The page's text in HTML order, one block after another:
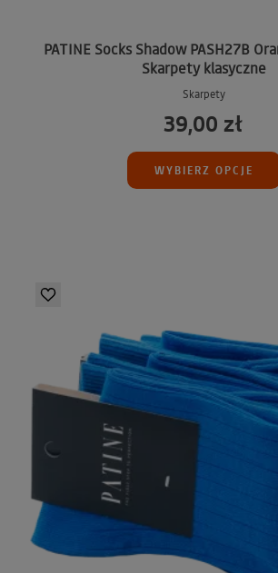
PATINE Socks Shadow PASH27B
Skarpety klasyczne
Skarpety
39,00 zł
WYBIERZ OPCJE